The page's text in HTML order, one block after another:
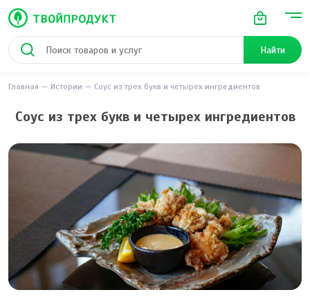
Найти
Главная Истории Соус из трех букв и четырех ингредиентов
Соус из трех букв и четырех ингредиентов